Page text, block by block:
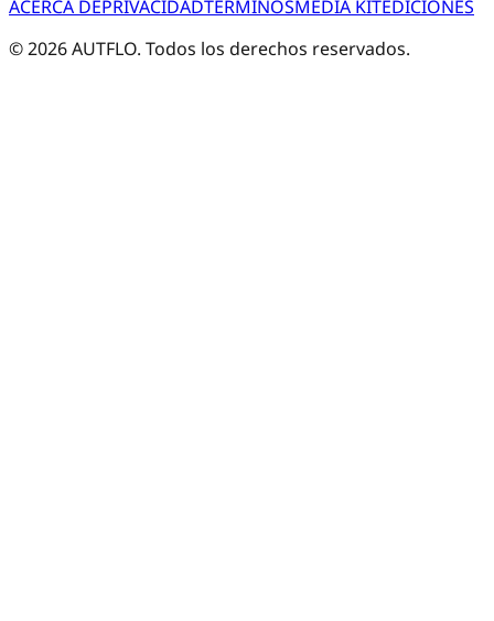
ACERCA DEPRIVACIDADTÉRMINOSMEDIA KITEDICIONES
©2026AUTFLO. Todos los derechos reservados.